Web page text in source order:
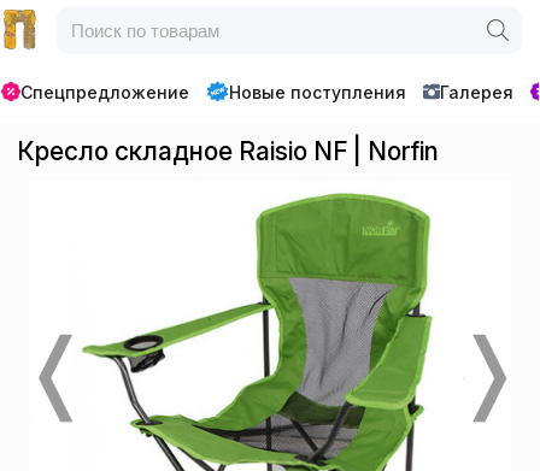
Спецпредложение Новые поступления Галерея
Кресло складное Raisio NF | Norfin